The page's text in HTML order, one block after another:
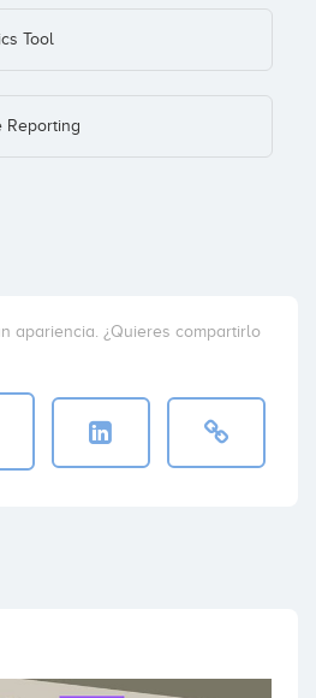
Tool
Reporting
apariencia. ¿Quieres compartirlo